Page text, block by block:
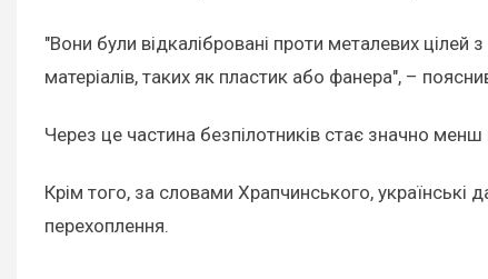
"Вони були відкалібровані проти металевих
матеріалів, таких як пластик або фанера", –
Через це частина безпілотників стає значно
Крім того, за словами Храпчинського,
перехоплення.